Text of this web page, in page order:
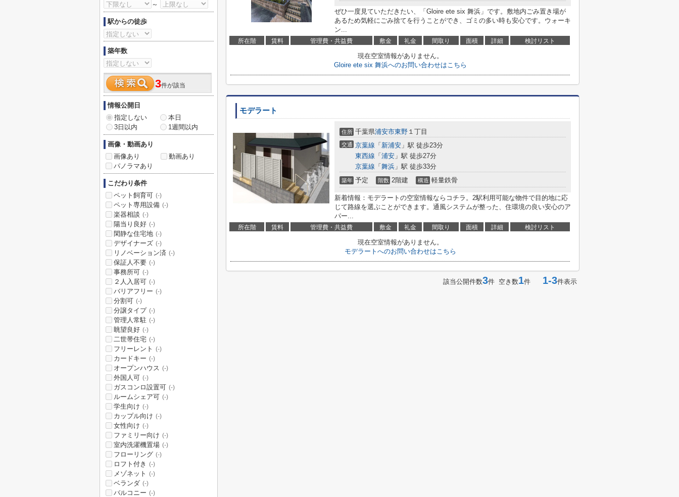
ぜひ一度見ていただきたい、「Gloire ete six 舞浜」です。敷地内ごみ置き場が
あるため気軽にごみ捨てを行うことができ、ゴミの多い時も安心です。ウォーキ
ン...
所在階 賃料 管理費・共益費 敷金 礼金 間取り 面積 詳細 検討リスト
現在空室情報がありません。
Gloire ete six 舞浜へのお問い合わせはこちら
モデラート
住所 千葉県浦安市東野 １丁目
交通 京葉線 「 新浦安 」駅 徒歩23分
東西線 「 浦安 」駅 徒歩27分
京葉線 「 舞浜 」駅 徒歩33分
築年 予定 階数 2階建 構造 軽量鉄骨
新着情報：モデラートの空室情報ならコチラ。2駅利用可能な物件で目的地に応
じて路線を選ぶことができます。通風システムが整った、住環境の良い安心のア
パー...
所在階 賃料 管理費・共益費 敷金 礼金 間取り 面積 詳細 検討リスト
現在空室情報がありません。
モデラートへのお問い合わせはこちら
該当公開件数3件 空き数1件 1-3件表示
～
駅からの徒歩
築年数
3件が該当
情報公開日
指定しない
本日
3日以内
1週間以内
画像・動画あり
画像あり
動画あり
パノラマあり
こだわり条件
ペット飼育可 (-)
ペット専用設備 (-)
楽器相談 (-)
陽当り良好 (-)
閑静な住宅地 (-)
デザイナーズ (-)
リノベーション済 (-)
保証人不要 (-)
事務所可 (-)
２人入居可 (-)
バリアフリー (-)
分割可 (-)
分譲タイプ (-)
管理人常駐 (-)
眺望良好 (-)
二世帯住宅 (-)
フリーレント (-)
カードキー (-)
オープンハウス (-)
外国人可 (-)
ガスコンロ設置可 (-)
ルームシェア可 (-)
学生向け (-)
カップル向け (-)
女性向け (-)
ファミリー向け (-)
室内洗濯機置場 (-)
フローリング (-)
ロフト付き (-)
メゾネット (-)
ベランダ (-)
バルコニー (-)